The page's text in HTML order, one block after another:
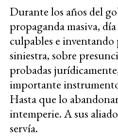
Durante los años del
propaganda masiva,
culpables e inventando
siniestra, sobre
probadas
importante
Hasta que lo
intemperie. A sus
servía.